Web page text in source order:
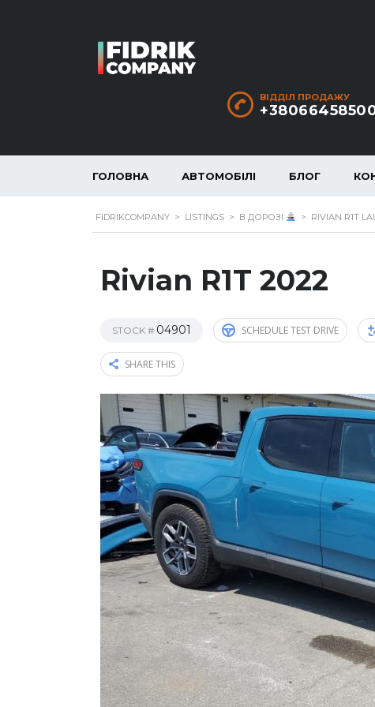
ВІДДІЛ ПРОДАЖУ
ГОЛОВНА АВТОМОБІЛІ БЛОГ
FIDRIKCOMPANY > LISTINGS > В ДОРОЗІ > RIVIAN R1T
Rivian R1T 2022
STOCK # 04901 SCHEDULE TEST DRIVE
SHARE THIS